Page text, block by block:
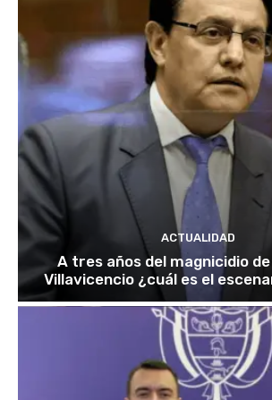
ACTUALIDAD
A tres años del magnicidio
Villavicencio ¿cuál es el